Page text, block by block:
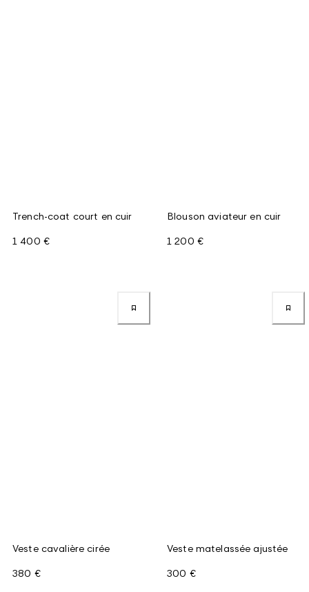
Trench-coat court en cuir
1 400 €
Blouson aviateur en cuir
1 200 €
Veste cavalière cirée
380 €
Veste matelassée ajustée
300 €